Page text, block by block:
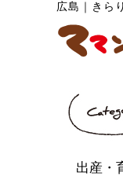
広島｜きら
出産・